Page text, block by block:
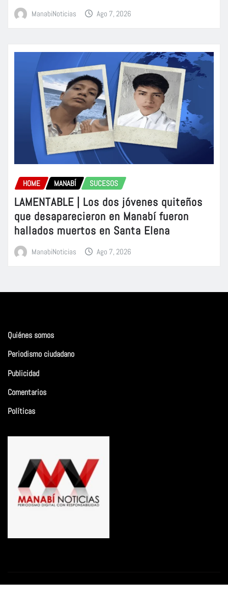
ManabiNoticias Ago 7, 2026
HOME MANABÍ SUCESOS
LAMENTABLE | Los dos jóvenes quiteños
que desaparecieron en Manabí fueron
hallados muertos en Santa Elena
ManabiNoticias Ago 7, 2026
Quiénes somos
Periodismo ciudadano
Publicidad
Comentarios
Políticas